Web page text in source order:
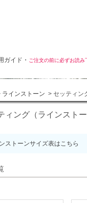
ガイド・ ご注文の前に必ずお読
ラインストーン > セッティン
ィング（ラインスト
ストーンサイズ表はこちら